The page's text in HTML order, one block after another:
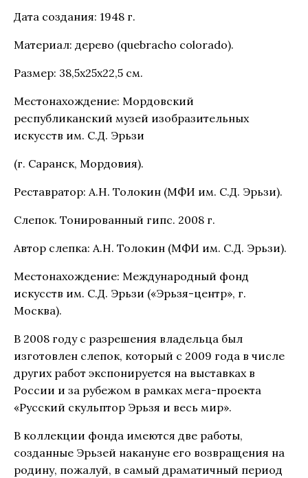
Дата создания: 1948 г.
Материал: дерево (quebracho colorado).
Размер: 38,5х25х22,5 см.
Местонахождение: Мордовский
республиканский музей изобразительных
искусств им. С.Д. Эрьзи
(г. Саранск, Мордовия).
Реставратор: А.Н. Толокин (МФИ им. С.Д. Эрьзи).
Слепок. Тонированный гипс. 2008 г.
Автор слепка: А.Н. Толокин (МФИ им. С.Д. Эрьзи).
Местонахождение: Международный фонд
искусств им. С.Д. Эрьзи («Эрьзя-центр», г.
Москва).
В 2008 году с разрешения владельца был
изготовлен слепок, который с 2009 года в числе
других работ экспонируется на выставках в
России и за рубежом в рамках мега-проекта
«Русский скульптор Эрьзя и весь мир».
В коллекции фонда имеются две работы,
созданные Эрьзей накануне его возвращения на
родину, пожалуй, в самый драматичный период